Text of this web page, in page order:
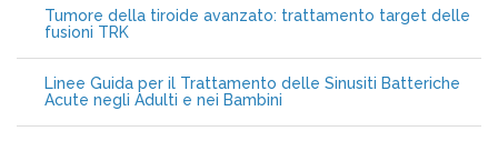
Tumore della tiroide avanzato: trattamento target delle
fusioni TRK
Linee Guida per il Trattamento delle Sinusiti Batteriche
Acute negli Adulti e nei Bambini